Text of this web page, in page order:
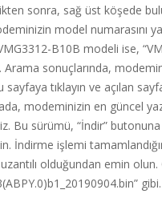
sonra, sağ üst köşede
model numarasını
B10B modeli ise,
Arama sonuçlarında,
tıklayın ve açılan
modeminizin en güncel
Bu sürümü, “İndir” butonuna
İndirme işlemi
uzantılı olduğundan emin
gibi.